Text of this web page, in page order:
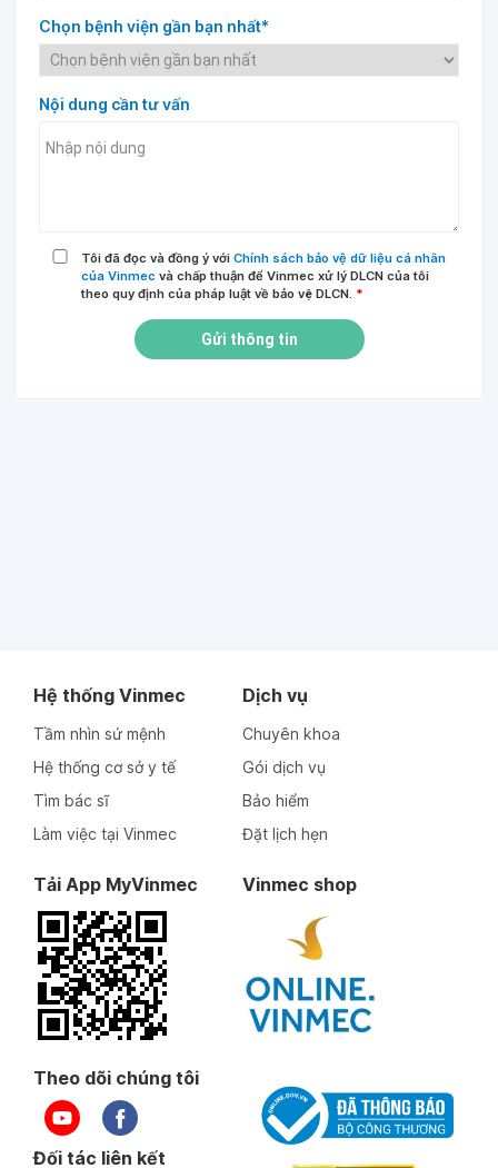
Chọn bệnh viện gần bạn nhất*
Nội dung cần tư vấn
Tôi đã đọc và đồng ý với Chính sách bảo vệ dữ liệu cá nhân
của Vinmec và chấp thuận để Vinmec xử lý DLCN của tôi
theo quy định của pháp luật về bảo vệ DLCN. *
Gửi thông tin
Hệ thống Vinmec
Tầm nhìn sứ mệnh
Hệ thống cơ sở y tế
Tìm bác sĩ
Làm việc tại Vinmec
Dịch vụ
Chuyên khoa
Gói dịch vụ
Bảo hiểm
Đặt lịch hẹn
Tải App MyVinmec Vinmec shop
Theo dõi chúng tôi
Đối tác liên kết